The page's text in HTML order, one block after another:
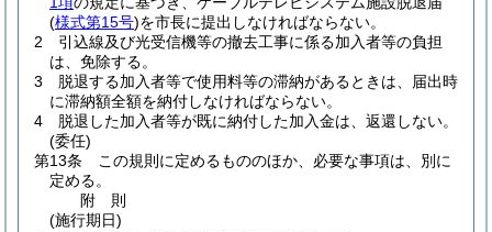
(様式第15号)を市長に提出しなければならない。
2
引込線及び光受信機等の撤去工事に係る加入者等の負担
は、免除する。
3
脱退する加入者等で使用料等の滞納があるときは、届出時
に滞納額全額を納付しなければならない。
4
脱退した加入者等が既に納付した加入金は、返還しない。
(委任)
第13条
この規則に定めるもののほか、必要な事項は、別に
定める。
附 則
(施行期日)